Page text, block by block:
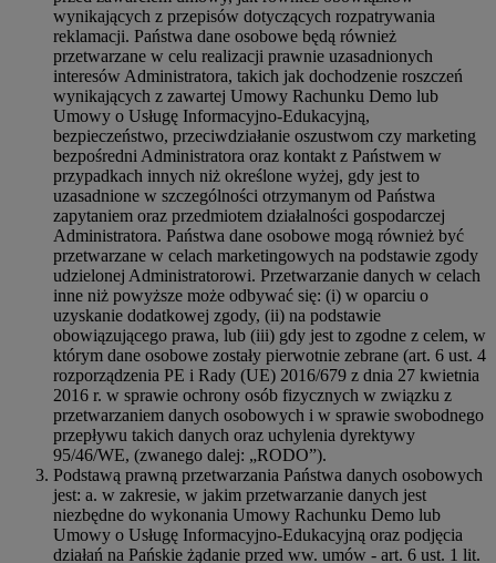
wynikających z przepisów dotyczących rozpatrywania
reklamacji. Państwa dane osobowe będą również
przetwarzane w celu realizacji prawnie uzasadnionych
interesów Administratora, takich jak dochodzenie roszczeń
wynikających z zawartej Umowy Rachunku Demo lub
Umowy o Usługę Informacyjno-Edukacyjną,
bezpieczeństwo, przeciwdziałanie oszustwom czy marketing
bezpośredni Administratora oraz kontakt z Państwem w
przypadkach innych niż określone wyżej, gdy jest to
uzasadnione w szczególności otrzymanym od Państwa
zapytaniem oraz przedmiotem działalności gospodarczej
Administratora. Państwa dane osobowe mogą również być
przetwarzane w celach marketingowych na podstawie zgody
udzielonej Administratorowi. Przetwarzanie danych w celach
inne niż powyższe może odbywać się: (i) w oparciu o
uzyskanie dodatkowej zgody, (ii) na podstawie
obowiązującego prawa, lub (iii) gdy jest to zgodne z celem, w
którym dane osobowe zostały pierwotnie zebrane (art. 6 ust. 4
rozporządzenia PE i Rady (UE) 2016/679 z dnia 27 kwietnia
2016 r. w sprawie ochrony osób fizycznych w związku z
przetwarzaniem danych osobowych i w sprawie swobodnego
przepływu takich danych oraz uchylenia dyrektywy
95/46/WE, (zwanego dalej: „RODO”).
Podstawą prawną przetwarzania Państwa danych osobowych
jest: a. w zakresie, w jakim przetwarzanie danych jest
niezbędne do wykonania Umowy Rachunku Demo lub
Umowy o Usługę Informacyjno-Edukacyjną oraz podjęcia
działań na Pańskie żądanie przed ww. umów - art. 6 ust. 1 lit.